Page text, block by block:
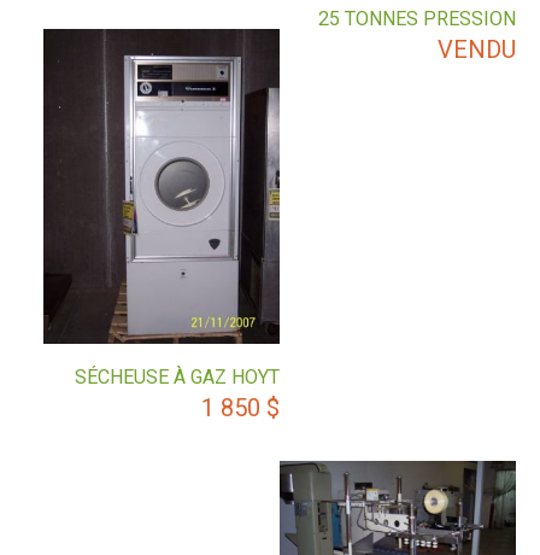
25 TONNES PRESSION
VENDU
SÉCHEUSE À GAZ HOYT
1 850 $